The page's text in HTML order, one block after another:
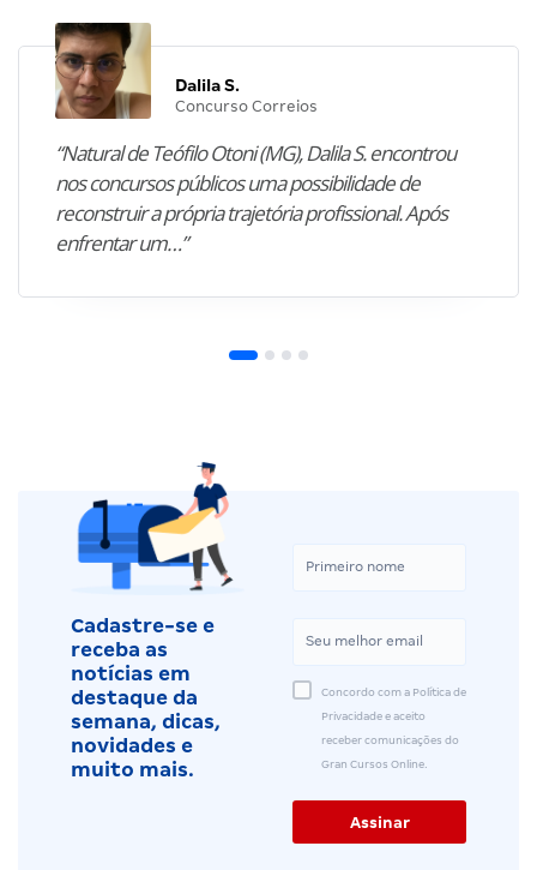
Dalila S.
Concurso Correios
“Natural de Teófilo Otoni (MG), Dalila S. encontrou
nos concursos públicos uma possibilidade de
reconstruir a própria trajetória profissional. Após
enfrentar um…”
Cadastre-se e
receba as
notícias em
destaque da
semana, dicas,
novidades e
muito mais.
Concordo com a Política de
Privacidade e aceito
receber comunicações do
Gran Cursos Online.